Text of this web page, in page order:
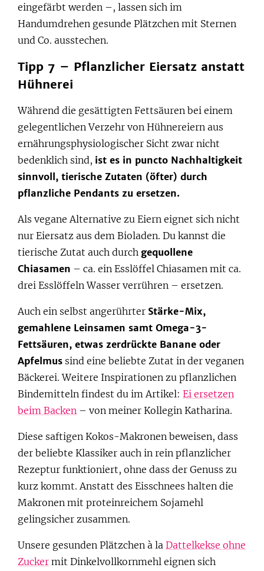
eingefärbt werden –, lassen sich im
Handumdrehen gesunde Plätzchen mit Sternen
und Co. ausstechen.
Tipp 7 – Pflanzlicher Eiersatz anstatt
Hühnerei
Während die gesättigten Fettsäuren bei einem
gelegentlichen Verzehr von Hühnereiern aus
ernährungsphysiologischer Sicht zwar nicht
bedenklich sind, ist es in puncto Nachhaltigkeit
sinnvoll, tierische Zutaten (öfter) durch
pflanzliche Pendants zu ersetzen.
Als vegane Alternative zu Eiern eignet sich nicht
nur Eiersatz aus dem Bioladen. Du kannst die
tierische Zutat auch durch gequollene
Chiasamen – ca. ein Esslöffel Chiasamen mit ca.
drei Esslöffeln Wasser verrühren – ersetzen.
Auch ein selbst angerührter Stärke-Mix,
gemahlene Leinsamen samt Omega-3-
Fettsäuren, etwas zerdrückte Banane oder
Apfelmus sind eine beliebte Zutat in der veganen
Bäckerei. Weitere Inspirationen zu pflanzlichen
Bindemitteln findest du im Artikel: Ei ersetzen
beim Backen – von meiner Kollegin Katharina.
Diese saftigen Kokos-Makronen beweisen, dass
der beliebte Klassiker auch in rein pflanzlicher
Rezeptur funktioniert, ohne dass der Genuss zu
kurz kommt. Anstatt des Eisschnees halten die
Makronen mit proteinreichem Sojamehl
gelingsicher zusammen.
Unsere gesunden Plätzchen à la Dattelkekse ohne
Zucker mit Dinkelvollkornmehl eignen sich